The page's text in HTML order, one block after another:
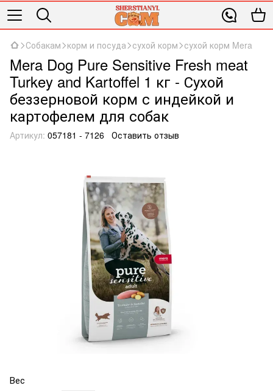
Собакам корм и посуда сухой корм сухой корм Mera
Mera Dog Pure Sensitive Fresh meat
Turkey and Kartoffel 1 кг - Сухой
беззерновой корм с индейкой и
картофелем для собак
Артикул: 057181 - 7126 Оставить отзыв
Вес